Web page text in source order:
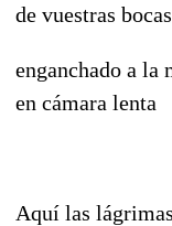
de vuestras
enganchado a la
en cámara lenta
Aquí las